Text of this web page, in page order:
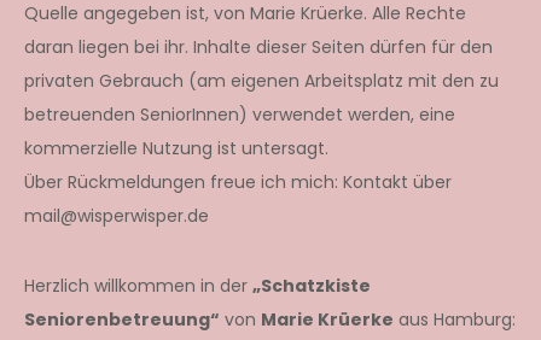
Quelle angegeben ist, von Marie Krüerke. Alle Rechte
daran liegen bei ihr. Inhalte dieser Seiten dürfen für den
privaten Gebrauch (am eigenen Arbeitsplatz mit den zu
betreuenden SeniorInnen) verwendet werden, eine
kommerzielle Nutzung ist untersagt.
Über Rückmeldungen freue ich mich: Kontakt über
mail@wisperwisper.de
Herzlich willkommen in der „Schatzkiste
Seniorenbetreuung“ von Marie Krüerke aus Hamburg: